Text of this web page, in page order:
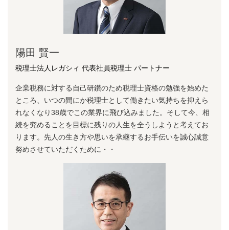
陽⽥ 賢⼀
税理士法人レガシィ 代表社員税理士 パートナー
企業税務に対する⾃⼰研鑽のため税理⼠資格の勉強を始めた
ところ、いつの間にか税理⼠として働きたい気持ちを抑えら
れなくなり38歳でこの業界に⾶び込みました。そして今、相
続を究めることを⽬標に残りの⼈⽣を全うしようと考えてお
ります。先⼈の⽣き⽅や思いを承継するお⼿伝いを誠⼼誠意
努めさせていただくために・・